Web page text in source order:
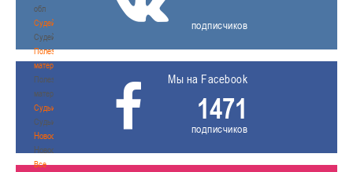
обл
Судейство
Судейство
Полезные
материалы
Полезные
материалы
Судьи
Судьи
Новости
Новости
Все
подписчиков
Мы на Facebook
1471
подписчиков